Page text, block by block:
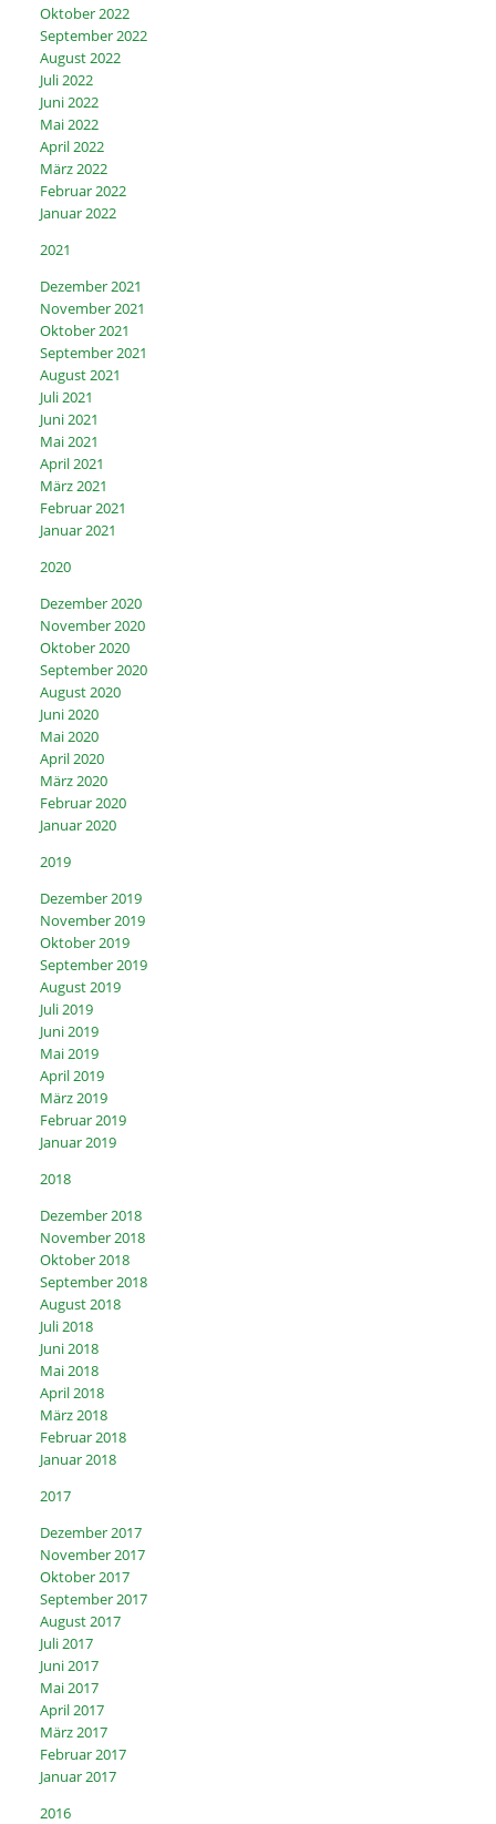
Oktober 2022
September 2022
August 2022
Juli 2022
Juni 2022
Mai 2022
April 2022
März 2022
Februar 2022
Januar 2022
2021
Dezember 2021
November 2021
Oktober 2021
September 2021
August 2021
Juli 2021
Juni 2021
Mai 2021
April 2021
März 2021
Februar 2021
Januar 2021
2020
Dezember 2020
November 2020
Oktober 2020
September 2020
August 2020
Juni 2020
Mai 2020
April 2020
März 2020
Februar 2020
Januar 2020
2019
Dezember 2019
November 2019
Oktober 2019
September 2019
August 2019
Juli 2019
Juni 2019
Mai 2019
April 2019
März 2019
Februar 2019
Januar 2019
2018
Dezember 2018
November 2018
Oktober 2018
September 2018
August 2018
Juli 2018
Juni 2018
Mai 2018
April 2018
März 2018
Februar 2018
Januar 2018
2017
Dezember 2017
November 2017
Oktober 2017
September 2017
August 2017
Juli 2017
Juni 2017
Mai 2017
April 2017
März 2017
Februar 2017
Januar 2017
2016